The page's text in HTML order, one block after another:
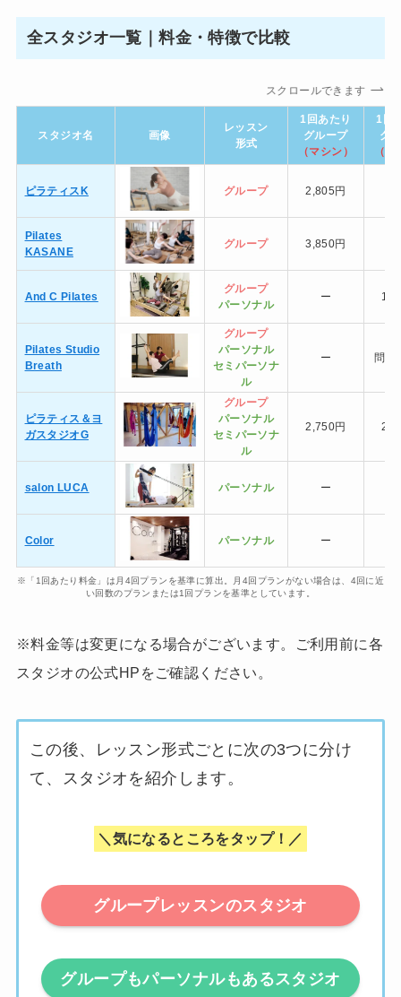
全スタジオ一覧｜料金・特徴で比較
スクロールできます
スタジオ名 画像
レッスン
形式
1回あたり
グループ
（マシン）
1回
グ
（
ピラティスK グループ 2,805円
Pilates
KASANE
グループ 3,850円
And C Pilates
グループ
パーソナル
ー
Pilates Studio
Breath
グループ
パーソナル
セミ パーソナ
ル
ー 問い
ピラティス＆ヨ
ガスタジオG
グループ
パーソナル
セミ パーソナ
ル
2,750円
salon LUCA パーソナル ー
Color パーソナル ー
※「1回あたり料金」は月4回プランを基準に算出。月4回プランがない場合は、4回に近
い回数のプランまたは1回プランを基準としています。
※料金等は変更になる場合がございます。ご利用前に各
スタジオの公式HPをご確認ください。
この後、レッスン形式ごとに次の3つに分け
て、スタジオを紹介します。
＼気になるところをタップ！／
グループレッスンのスタジオ
グループもパーソナルもあるスタジオ